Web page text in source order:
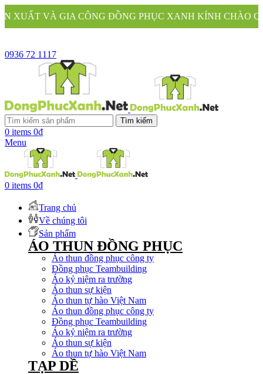
ĐỒNG PHỤC XANH KÍNH CHÀO QUÝ KHÁCH
0936 72 1117
Tìm kiếm
0 items 0₫
Menu
0 items 0₫
Trang chủ
Về chúng tôi
Sản phẩm
ÁO THUN ĐỒNG PHỤC
Áo thun đồng phục công ty
Đồng phục Teambuilding
Áo kỷ niệm ra trường
Áo thun sự kiện
Áo thun tự hào Việt Nam
Áo thun đồng phục công ty
Đồng phục Teambuilding
Áo kỷ niệm ra trường
Áo thun sự kiện
Áo thun tự hào Việt Nam
TẠP DỀ